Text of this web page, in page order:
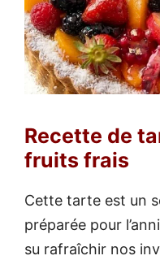
Recette de
fruits frais
Cette tarte est un
préparée pour
su rafraîchir nos